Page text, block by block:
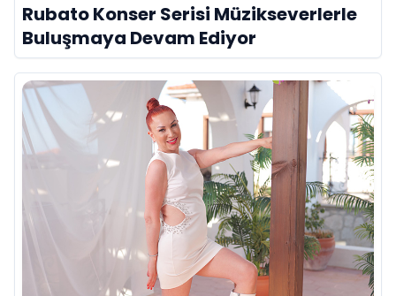
Rubato Konser Serisi Müzikseverlerle
Buluşmaya Devam Ediyor